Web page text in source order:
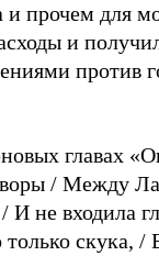
и прочем для
и
против
главах
/ Между
не входила
скука, /